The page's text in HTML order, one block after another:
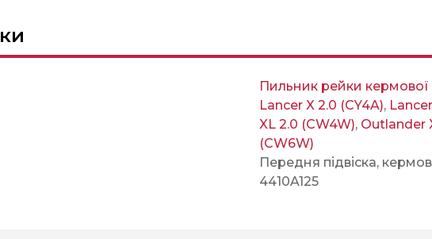
Пильник рейки кермової
Lancer X 2.0 (CY4A),
XL 2.0 (CW4W), Outlander
(CW6W)
Передня підвіска,
4410A125